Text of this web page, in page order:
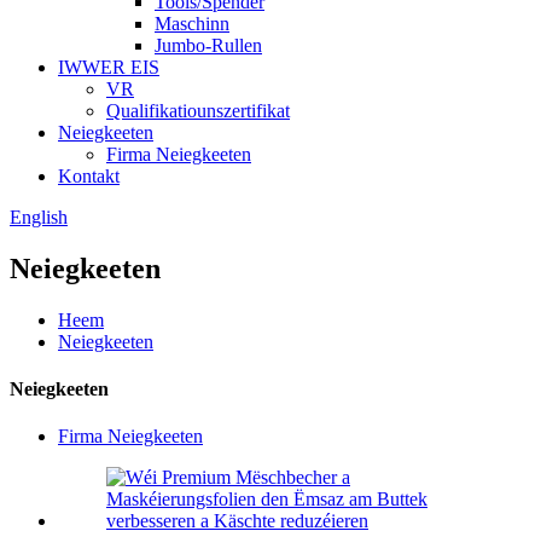
Maschinn
Jumbo-Rullen
IWWER EIS
VR
Qualifikatiounszertifikat
Neiegkeeten
Firma Neiegkeeten
Kontakt
English
Neiegkeeten
Heem
Neiegkeeten
Neiegkeeten
Firma Neiegkeeten